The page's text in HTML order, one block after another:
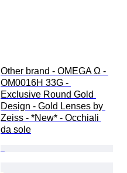
Other brand - OMEGA Ω -
OM0016H 33G -
Exclusive Round Gold
Design - Gold Lenses by
Zeiss - *New* - Occhiali
da sole